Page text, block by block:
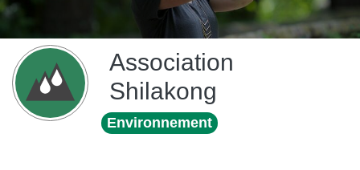
Association
Shilakong
Environnement